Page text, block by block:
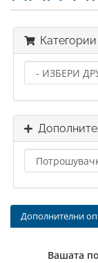
Категории
Дополнителни
Вашата